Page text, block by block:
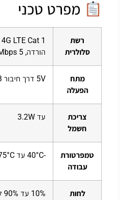
מפרט טכני
רשת
סלולרית
הורדה, 5 Mbps העלאה), 3G, 2G
מתח
הפעלה
5V דרך חיבור microUSB
צריכת
חשמל
עד 3.2W
טמפרטורת
עבודה
-40°C עד 75°C
לחות
10% עד 90% ללא עיבוי